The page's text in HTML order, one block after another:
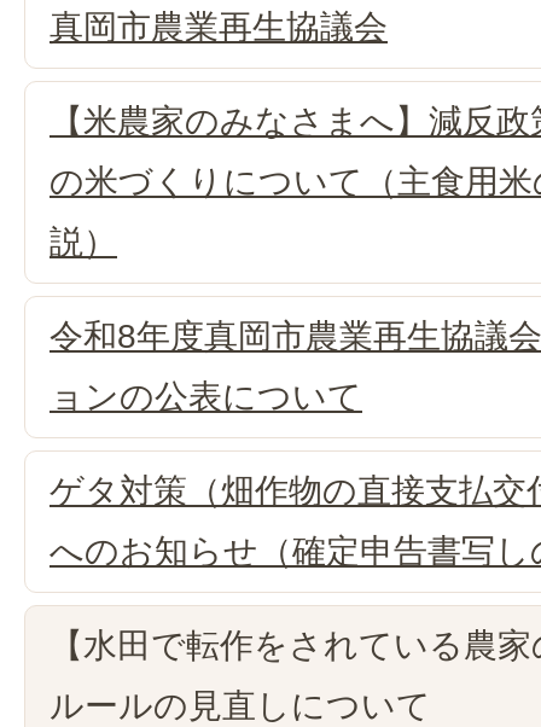
真岡市農業再生協議会
【米農家のみなさまへ】減反
の米づくりについて（主食用
説）
令和8年度真岡市農業再生協議
ョンの公表について
ゲタ対策（畑作物の直接支払交
へのお知らせ（確定申告書写し
【水田で転作をされている農
ルールの見直しについて